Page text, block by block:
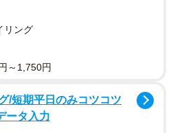
リング
～1,750円
/短期平日のみコツコツ
ータ入力